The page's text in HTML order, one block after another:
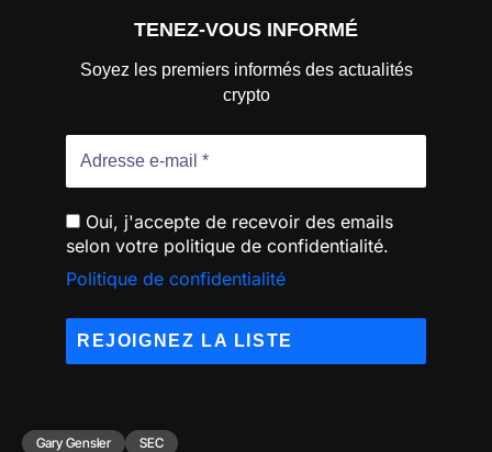
TENEZ-VOUS INFORMÉ
Soyez les premiers informés des actualités
crypto
Oui, j'accepte de recevoir des emails
selon votre politique de confidentialité.
Politique de confidentialité
Gary Gensler SEC